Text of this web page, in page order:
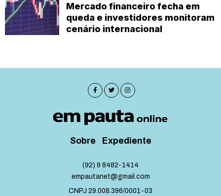
Mercado financeiro fecha em
queda e investidores monitoram
cenário internacional
Sobre Expediente
(92) 9 8482-1414
empautanet@gmail.com
CNPJ 29.008.396/0001-03